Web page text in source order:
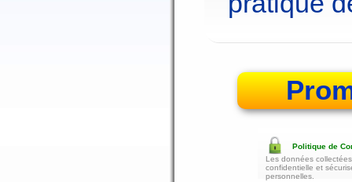
Politique de
Les données
confidentielle et
personnelles.